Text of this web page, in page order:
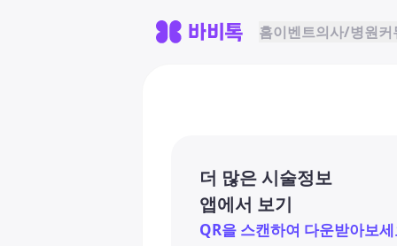
홈이벤트의사/병원커
더 많은 시술정보
앱에서 보기
QR을 스캔하여 다운받아보세